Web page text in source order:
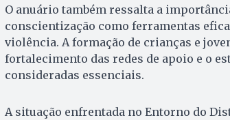
O anuário também ressalta a
conscientização como ferramentas
violência. A formação de crianças e
fortalecimento das redes de apoio e o
consideradas essenciais.
A situação enfrentada no Entorno do